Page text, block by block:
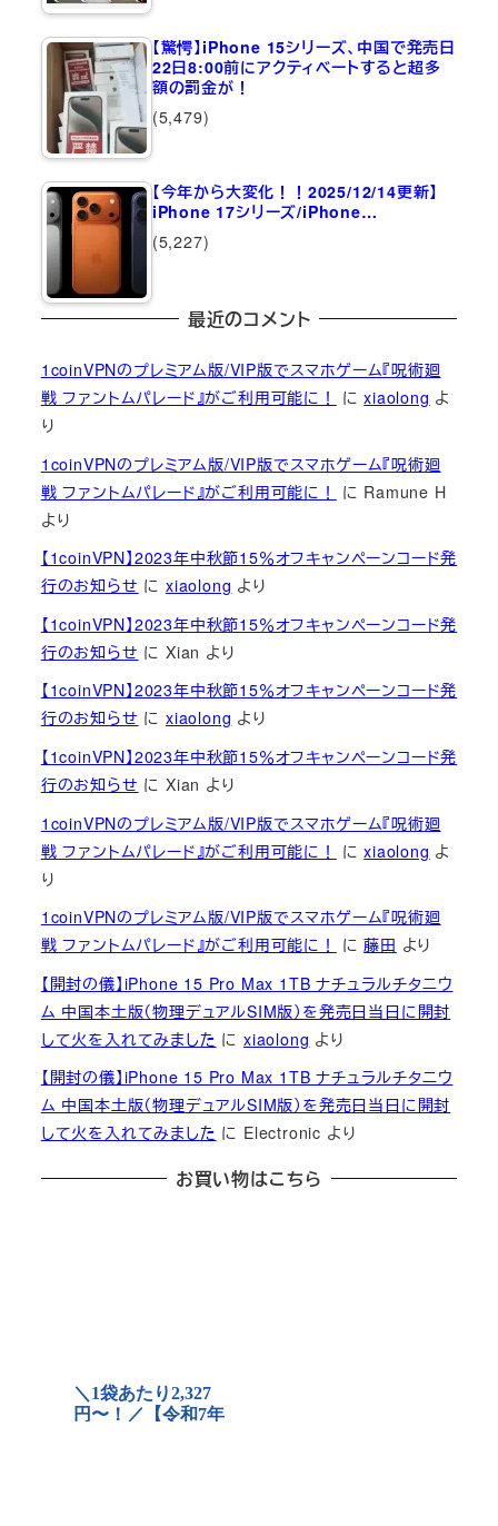
【驚愕】iPhone 15シリーズ、中国で発売日
22日8:00前にアクティベートすると超多
額の罰金が！
(5,479)
【今年から大変化！！2025/12/14更新】
iPhone 17シリーズ/iPhone…
(5,227)
最近のコメント
1coinVPNのプレミアム版/VIP版でスマホゲーム『呪術廻
戦 ファントムパレード』がご利用可能に！
にxiaolong よ
り
1coinVPNのプレミアム版/VIP版でスマホゲーム『呪術廻
戦 ファントムパレード』がご利用可能に！
に Ramune H
より
【1coinVPN】2023年中秋節15％オフキャンペーンコード発
行のお知らせ にxiaolong より
【1coinVPN】2023年中秋節15％オフキャンペーンコード発
行のお知らせ にXian より
【1coinVPN】2023年中秋節15％オフキャンペーンコード発
行のお知らせ にxiaolong より
【1coinVPN】2023年中秋節15％オフキャンペーンコード発
行のお知らせ にXian より
1coinVPNのプレミアム版/VIP版でスマホゲーム『呪術廻
戦 ファントムパレード』がご利用可能に！
にxiaolong よ
り
1coinVPNのプレミアム版/VIP版でスマホゲーム『呪術廻
戦 ファントムパレード』がご利用可能に！
に藤田 より
【開封の儀】iPhone 15 Pro Max 1TB ナチュラルチタニウ
ム 中国本土版（物理デュアルSIM版）を発売日当日に開封
して火を入れてみました にxiaolong より
【開封の儀】iPhone 15 Pro Max 1TB ナチュラルチタニウ
ム 中国本土版（物理デュアルSIM版）を発売日当日に開封
して火を入れてみました に Electronic より
お買い物はこちら